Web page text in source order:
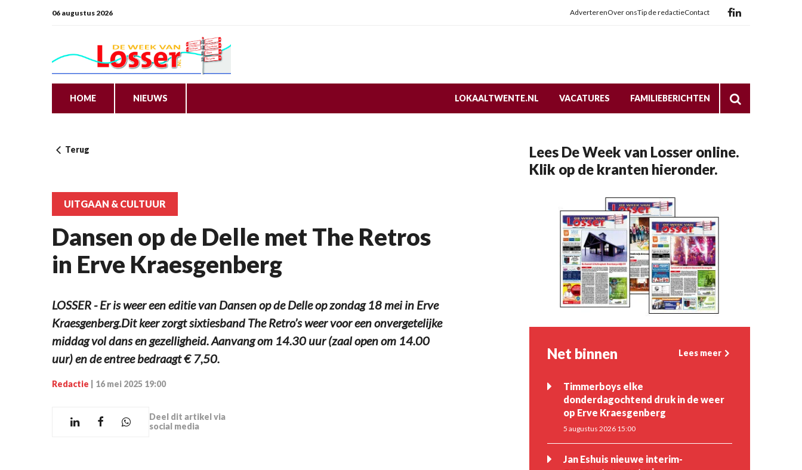
06 augustus 2026 AdverterenOver onsTip de redactieContact
HOME NIEUWS LOKAALTWENTE.NL VACATURES FAMILIEBERICHTEN
Terug
UITGAAN & CULTUUR
Dansen op de Delle met The Retros
in Erve Kraesgenberg
LOSSER - Er is weer een editie van Dansen op de Delle op zondag 18 mei in Erve
Kraesgenberg.Dit keer zorgt sixtiesband The Retro’s weer voor een onvergetelijke
middag vol dans en gezelligheid. Aanvang om 14.30 uur (zaal open om 14.00
uur) en de entree bedraagt € 7,50.
Redactie 16 mei 2025 19:00
Deel dit artikel via
social media
Lees De Week van Losser online.
Klik op de kranten hieronder.
Net binnen Lees meer
Timmerboys elke
donderdagochtend druk in de weer
op Erve Kraesgenberg
5 augustus 2026 15:00
Jan Eshuis nieuwe interim-